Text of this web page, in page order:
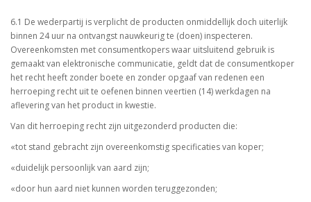
6.1 De wederpartij is verplicht de producten onmiddellijk doch uiterlijk
binnen 24 uur na ontvangst nauwkeurig te (doen) inspecteren.
Overeenkomsten met consumentkopers waar uitsluitend gebruik is
gemaakt van elektronische communicatie, geldt dat de consumentkoper
het recht heeft zonder boete en zonder opgaaf van redenen een
herroeping recht uit te oefenen binnen veertien (14) werkdagen na
aflevering van het product in kwestie.
Van dit herroeping recht zijn uitgezonderd producten die:
«tot stand gebracht zijn overeenkomstig specificaties van koper;
«duidelijk persoonlijk van aard zijn;
«door hun aard niet kunnen worden teruggezonden;